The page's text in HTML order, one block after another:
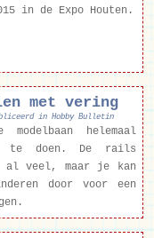
in de Expo Houten.
met vering
in Hobby Bulletin
modelbaan helemaal
te doen. De rails
al veel, maar je kan
door voor een